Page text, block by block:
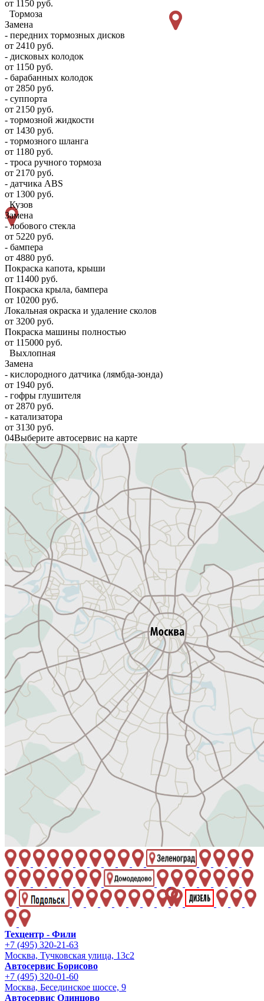
от 1150 руб.
Тормоза
Замена
- передних тормозных дисков
от 2410 руб.
- дисковых колодок
от 1150 руб.
- барабанных колодок
от 2850 руб.
- суппорта
от 2150 руб.
- тормозной жидкости
от 1430 руб.
- тормозного шланга
от 1180 руб.
- троса ручного тормоза
от 2170 руб.
- датчика ABS
от 1300 руб.
Кузов
Замена
- лобового стекла
от 5220 руб.
- бампера
от 4880 руб.
Покраска капота, крыши
от 11400 руб.
Покраска крыла, бампера
от 10200 руб.
Локальная окраска и удаление сколов
от 3200 руб.
Покраска машины полностью
от 115000 руб.
Выхлопная
Замена
- кислородного датчика (лямбда-зонда)
от 1940 руб.
- гофры глушителя
от 2870 руб.
- катализатора
от 3130 руб.
04Выберите автосервис на карте
Техцентр - Фили
+7 (495) 320-21-63
Москва, Тучковская улица, 13с2
Автосервис Борисово
+7 (495) 320-01-60
Москва, Бесединское шоссе, 9
Автосервис Одинцово